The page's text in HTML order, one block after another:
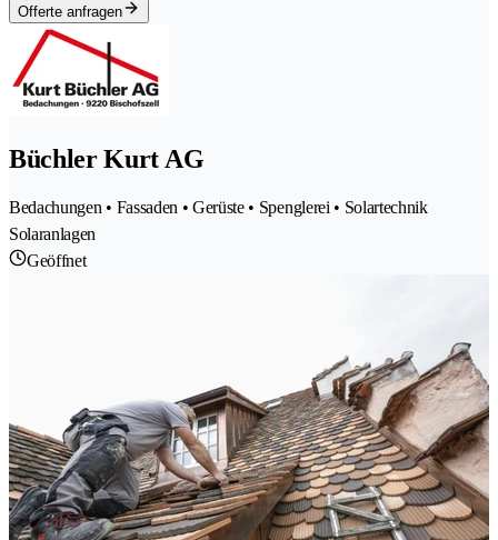
Offerte anfragen
Büchler Kurt AG
Bedachungen • Fassaden • Gerüste • Spenglerei • Solartechnik
Solaranlagen
Geöffnet